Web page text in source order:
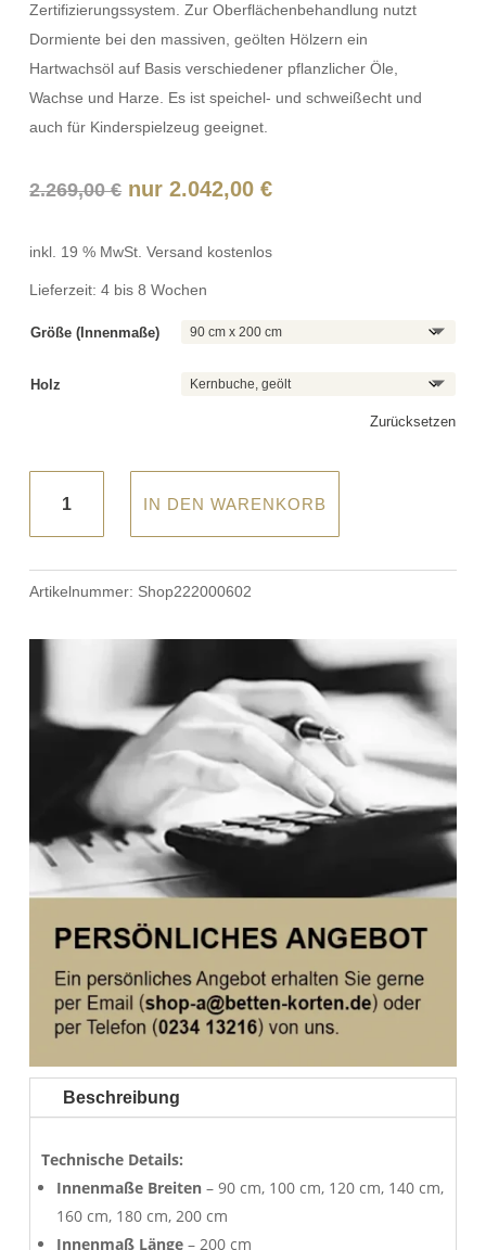
Zertifizierungssystem. Zur Oberflächenbehandlung nutzt
Dormiente bei den massiven, geölten Hölzern ein
Hartwachsöl auf Basis verschiedener pflanzlicher Öle,
Wachse und Harze. Es ist speichel- und schweißecht und
auch für Kinderspielzeug geeignet.
2.269,00€ Ursprünglicher
war:
nur 2.042,00€Aktueller
ist:
inkl. 19 % MwSt. Versand kostenlos
Lieferzeit:4 bis 8 Wochen
Größe (Innenmaße)
Holz
Zurücksetzen
"Kanda"
Menge
IN DEN WARENKORB
Artikelnummer: Shop222000602
Beschreibung
Technische Details:
Innenmaße Breiten – 90 cm, 100 cm, 120 cm, 140 cm,
160 cm, 180 cm, 200 cm
Innenmaß Länge – 200 cm